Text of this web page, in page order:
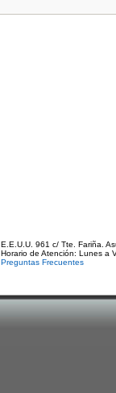
E.E.U.U. 961 c/ Tte. Fariña.
Horario de Atención: Lunes a
Preguntas Frecuentes